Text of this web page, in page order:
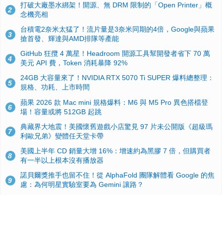
2
打破大廠墨水綁架！開源、無 DRM 限制的「Open Printer」概
念機亮相
3
台積電2奈米太猛了！流片量是3奈米同期的4倍，Google與蘋果
搶首發、輝達與AMD排隊等產能
4
GitHub 狂攬 4 萬星！Headroom 開源工具幫開發者省下 70 萬
美元 API 費，Token 消耗暴降 92%
5
24GB 大容量來了！NVIDIA RTX 5070 Ti SUPER 爆料總整理：
規格、功耗、上市時間
6
蘋果 2026 款 Mac mini 規格爆料：M6 與 M5 Pro 異色搭檔登
場！容量或將 512GB 起跳
7
典藏界大地震！美國懷舊遊戲小店驚見 97 片未公開版《超級瑪
利歐兄弟》變體任天堂卡帶
8
美國上半年 CD 銷量大增 16%：增速約為黑膠 7 倍，但購買者
有一半以上根本沒有播放器
9
諾貝爾獎推手也留不住！從 AlphaFold 團隊解體看 Google 的焦
慮：為何明星實驗室要為 Gemini 讓路？